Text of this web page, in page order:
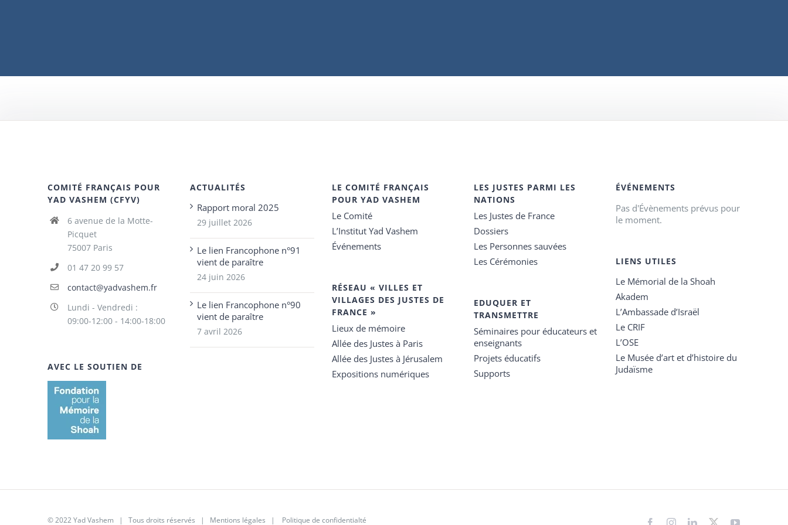
COMITÉ FRANÇAIS POUR
YAD VASHEM (CFYV)
6 avenue de la Motte-
Picquet
75007 Paris
01 47 20 99 57
contact@yadvashem.fr
Lundi - Vendredi :
09:00-12:00 - 14:00-18:00
AVEC LE SOUTIEN DE
ACTUALITÉS
Rapport moral 2025
29 juillet 2026
Le lien Francophone n°91
vient de paraître
24 juin 2026
Le lien Francophone n°90
vient de paraître
7 avril 2026
LE COMITÉ FRANÇAIS
POUR YAD VASHEM
Le Comité
L’Institut Yad Vashem
Événements
RÉSEAU « VILLES ET
VILLAGES DES JUSTES DE
FRANCE »
Lieux de mémoire
Allée des Justes à Paris
Allée des Justes à Jérusalem
Expositions numériques
LES JUSTES PARMI LES
NATIONS
Les Justes de France
Dossiers
Les Personnes sauvées
Les Cérémonies
EDUQUER ET
TRANSMETTRE
Séminaires pour éducateurs et
enseignants
Projets éducatifs
Supports
ÉVÉNEMENTS
Pas d'Évènements prévus pour
le moment.
LIENS UTILES
Le Mémorial de la Shoah
Akadem
L’Ambassade d’Israël
Le CRIF
L’OSE
Le Musée d’art et d’histoire du
Judaïsme
© 2022 Yad Vashem | Tous droits réservés | Mentions légales | Politique de confidentialté FacebookInstagramLinkedIn
X YouTube